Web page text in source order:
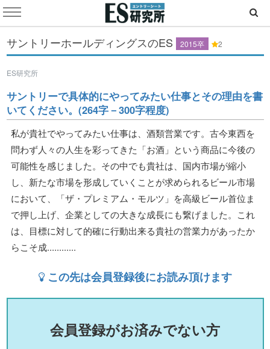
サントリーホールディングスのES 2015卒 2
ES研究所
サントリーで具体的にやってみたい仕事とその理由を書
いてください。(264字－300字程度)
私が貴社でやってみたい仕事は、酒類営業です。古今東西を
問わず人々の人生を彩ってきた「お酒」という商品に今後の
可能性を感じました。その中でも貴社は、国内市場が縮小
し、新たな市場を形成していくことが求められるビール市場
において、「ザ・プレミアム・モルツ」を高級ビール首位ま
で押し上げ、企業としての大きな成長にも繋げました。これ
は、目標に対して的確に行動出来る貴社の営業力があったか
らこそ成............
この先は会員登録後にお読み頂けます
会員登録がお済みでない方